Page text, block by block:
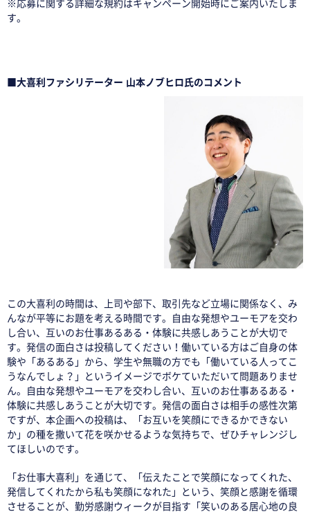
※応募に関する詳細な規約はキャンペーン開始時にご案内いたしま
す。
■大喜利ファシリテーター 山本ノブヒロ氏のコメント
この大喜利の時間は、上司や部下、取引先など立場に関係なく、み
んなが平等にお題を考える時間です。自由な発想やユーモアを交わ
し合い、互いのお仕事あるある・体験に共感しあうことが大切で
す。発信の面白さは投稿してください！働いている方はご自身の体
験や「あるある」から、学生や無職の方でも「働いている人ってこ
うなんでしょ？」というイメージでボケていただいて問題ありませ
ん。自由な発想やユーモアを交わし合い、互いのお仕事あるある・
体験に共感しあうことが大切です。発信の面白さは相手の感性次第
ですが、本企画への投稿は、「お互いを笑顔にできるかできない
か」の種を撒いて花を咲かせるような気持ちで、ぜひチャレンジし
てほしいのです。
「お仕事大喜利」を通じて、「伝えたことで笑顔になってくれた、
発信してくれたから私も笑顔になれた」という、笑顔と感謝を循環
させることが、勤労感謝ウィークが目指す「笑いのある居心地の良